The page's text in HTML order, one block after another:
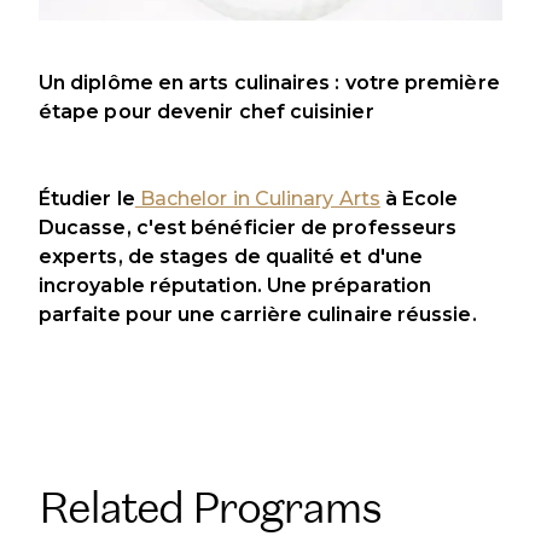
Un diplôme en arts culinaires : votre première
étape pour devenir chef cuisinier
Étudier le Bachelor in Culinary Arts à Ecole
Ducasse, c'est bénéficier de professeurs
experts, de stages de qualité et d'une
incroyable réputation. Une préparation
parfaite pour une carrière culinaire réussie.
Related Programs